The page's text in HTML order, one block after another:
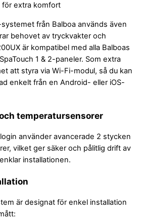
för extra komfort
från Balboa används även
behovet av tryckvakter och
är kompatibel med alla Balboas
1 & 2-paneler. Som extra
att styra via Wi-Fi-modul, så du kan
enkelt från en Android- eller iOS-
temperatursensorer
använder avancerade 2 stycken
vilket ger säker och pålitlig drift av
installationen.
är designat för enkel installation